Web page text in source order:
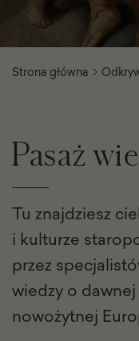
Strona główna
Pasaż
Tu znajdziesz
i kulturze
przez
wiedzy o
nowożytnej